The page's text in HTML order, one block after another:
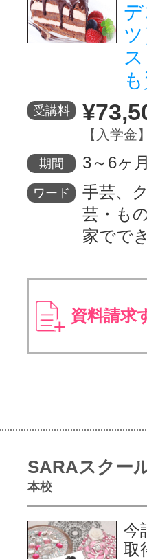
受講料
【入学
期間 3～6ヶ
ワード
手芸、
芸・も
家でで
資料請求
SARAスクー
本校
今
取